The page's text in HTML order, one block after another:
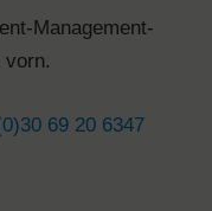
Management-
69 20 6347